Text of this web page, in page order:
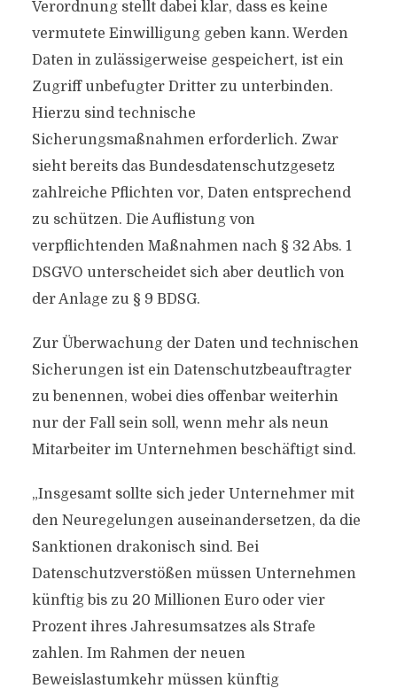
Verordnung stellt dabei klar, dass es keine
vermutete Einwilligung geben kann. Werden
Daten in zulässigerweise gespeichert, ist ein
Zugriff unbefugter Dritter zu unterbinden.
Hierzu sind technische
Sicherungsmaßnahmen erforderlich. Zwar
sieht bereits das Bundesdatenschutzgesetz
zahlreiche Pflichten vor, Daten entsprechend
zu schützen. Die Auflistung von
verpflichtenden Maßnahmen nach § 32 Abs. 1
DSGVO unterscheidet sich aber deutlich von
der Anlage zu § 9 BDSG.
Zur Überwachung der Daten und technischen
Sicherungen ist ein Datenschutzbeauftragter
zu benennen, wobei dies offenbar weiterhin
nur der Fall sein soll, wenn mehr als neun
Mitarbeiter im Unternehmen beschäftigt sind.
„Insgesamt sollte sich jeder Unternehmer mit
den Neuregelungen auseinandersetzen, da die
Sanktionen drakonisch sind. Bei
Datenschutzverstößen müssen Unternehmen
künftig bis zu 20 Millionen Euro oder vier
Prozent ihres Jahresumsatzes als Strafe
zahlen. Im Rahmen der neuen
Beweislastumkehr müssen künftig